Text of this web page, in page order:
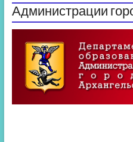
Администрации